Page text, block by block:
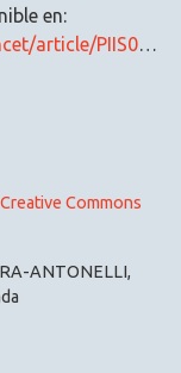
en:
article/PIIS0140-
Creative Commons
ANTONELLI,